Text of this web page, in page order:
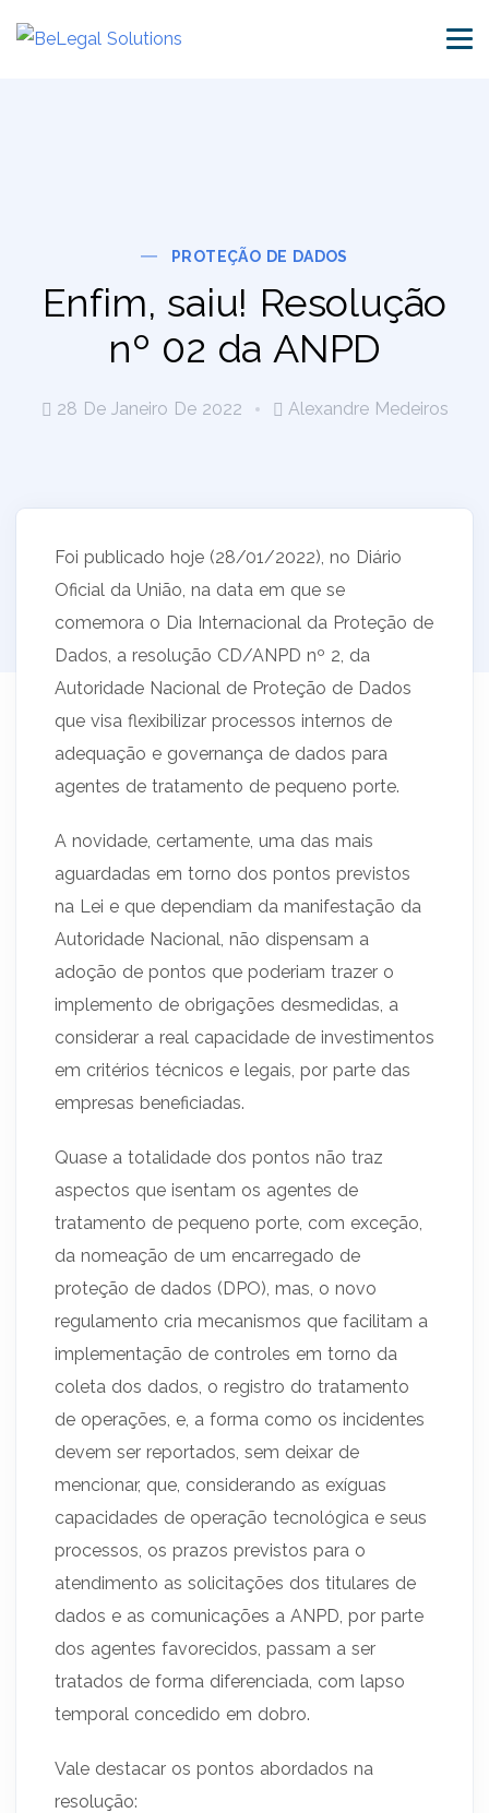
PROTEÇÃO DE DADOS
Enfim, saiu! Resolução
nº 02 da ANPD
28 De Janeiro De 2022 Alexandre Medeiros
Foi publicado hoje (28/01/2022), no Diário
Oficial da União, na data em que se
comemora o Dia Internacional da Proteção de
Dados, a resolução CD/ANPD nº 2, da
Autoridade Nacional de Proteção de Dados
que visa flexibilizar processos internos de
adequação e governança de dados para
agentes de tratamento de pequeno porte.
A novidade, certamente, uma das mais
aguardadas em torno dos pontos previstos
na Lei e que dependiam da manifestação da
Autoridade Nacional, não dispensam a
adoção de pontos que poderiam trazer o
implemento de obrigações desmedidas, a
considerar a real capacidade de investimentos
em critérios técnicos e legais, por parte das
empresas beneficiadas.
Quase a totalidade dos pontos não traz
aspectos que isentam os agentes de
tratamento de pequeno porte, com exceção,
da nomeação de um encarregado de
proteção de dados (DPO), mas, o novo
regulamento cria mecanismos que facilitam a
implementação de controles em torno da
coleta dos dados, o registro do tratamento
de operações, e, a forma como os incidentes
devem ser reportados, sem deixar de
mencionar, que, considerando as exíguas
capacidades de operação tecnológica e seus
processos, os prazos previstos para o
atendimento as solicitações dos titulares de
dados e as comunicações a ANPD, por parte
dos agentes favorecidos, passam a ser
tratados de forma diferenciada, com lapso
temporal concedido em dobro.
Vale destacar os pontos abordados na
resolução: